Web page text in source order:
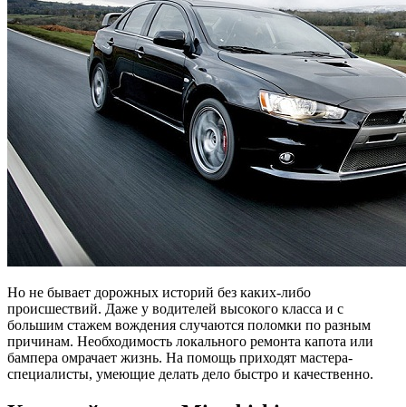
Но не бывает дорожных историй без каких-либо
происшествий. Даже у водителей высокого класса и с
большим стажем вождения случаются поломки по разным
причинам. Необходимость локального ремонта капота или
бампера омрачает жизнь. На помощь приходят мастера-
специалисты, умеющие делать дело быстро и качественно.